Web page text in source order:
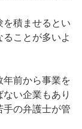
積ませるとい
ことが多いよ
前から事業を
い企業もあり
手の弁護士が管